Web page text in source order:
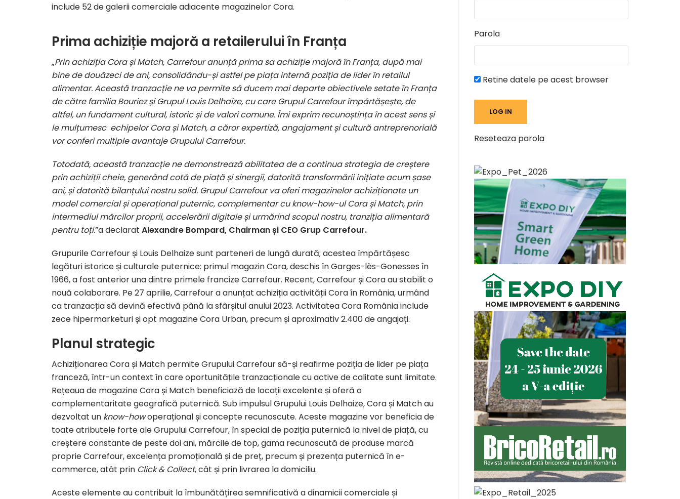
include 52 de galerii comerciale adiacente magazinelor Cora.
Prima achiziție majoră a retailerului în Franța
„Prin achiziția Cora și Match, Carrefour anunță prima sa achiziție majoră în Franța, după mai
bine de douăzeci de ani, consolidându-și astfel pe piața internă poziția de lider în retailul
alimentar. Această tranzacție ne va permite să ducem mai departe obiectivele setate în Franța
de către familia Bouriez și Grupul Louis Delhaize, cu care Grupul Carrefour împărtășește, de
altfel, un fundament cultural, istoric și de valori comune. Îmi exprim recunoștința în acest sens și
le mulțumesc echipelor Cora și Match, a căror expertiză, angajament și cultură antreprenorială
vor conferi multiple avantaje Grupului Carrefour.
Totodată, această tranzacție ne demonstrează abilitatea de a continua strategia de creștere
prin achiziții cheie, generând cotă de piață și sinergii, datorită transformării inițiate acum șase
ani, și datorită bilanțului nostru solid. Grupul Carrefour va oferi magazinelor achiziționate un
model comercial și operațional puternic, complementar cu know-how-ul Cora și Match, prin
intermediul mărcilor proprii, accelerării digitale și urmărind scopul nostru, tranziția alimentară
pentru toți.”a declarat Alexandre Bompard, Chairman și CEO Grup Carrefour.
Grupurile Carrefour și Louis Delhaize sunt parteneri de lungă durată; acestea împărtășesc
legături istorice și culturale puternice: primul magazin Cora, deschis în Garges-lès-Gonesses în
1966, a fost anterior una dintre primele francize Carrefour. Recent, Carrefour și Cora au stabilit o
nouă colaborare. Pe 27 aprilie, Carrefour a anunțat achiziția activității Cora în România, urmând
ca tranzacția să devină efectivă până la sfârșitul anului 2023. Activitatea Cora România include
zece hipermarketuri și opt magazine Cora Urban, precum și aproximativ 2.400 de angajați.
Planul strategic
Achiziționarea Cora și Match permite Grupului Carrefour să-și reafirme poziția de lider pe piața
franceză, într-un context în care oportunitățile tranzacționale cu active de calitate sunt limitate.
Rețeaua de magazine Cora și Match beneficiază de locații excelente și oferă o
complementaritate geografică puternică. Sub impulsul Grupului Louis Delhaize, Cora și Match au
dezvoltat un know-howoperațional și concepte recunoscute. Aceste magazine vor beneficia de
toate atributele forte ale Grupului Carrefour, în special de poziția puternică la nivel de piață, cu
creștere constante de peste doi ani, mărcile de top, gama recunoscută de produse marcă
proprie Carrefour, excelența promoțională și de preț, precum și prezența puternică în e-
commerce, atât prin Click & Collect, cât și prin livrarea la domiciliu.
Aceste elemente au contribuit la îmbunătățirea semnificativă a dinamicii comerciale și
Parola
Retine datele pe acest browser
Reseteaza parola